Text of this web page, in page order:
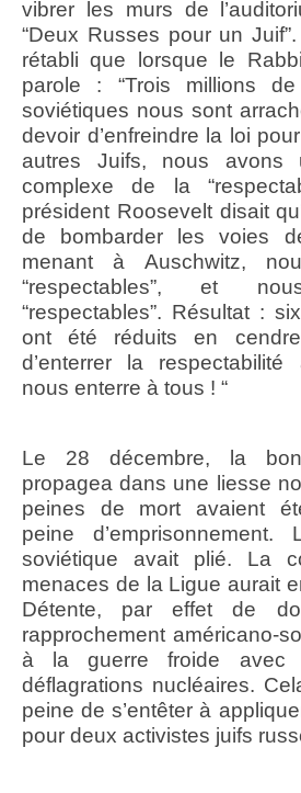
vibrer les murs de
“Deux Russes pour un
rétabli que lorsque le
parole : “Trois millions
soviétiques nous sont
devoir d’enfreindre la loi
autres Juifs, nous avons
complexe de la
président Roosevelt disait
de bombarder les voies
menant à Auschwitz,
“respectables”, et
“respectables”. Résultat :
ont été réduits en
d’enterrer la respectabilité
nous enterre à tous ! “
Le 28 décembre, la
propagea dans une liesse
peines de mort avaient
peine d’emprisonnement.
soviétique avait plié. La
menaces de la Ligue aurait
Détente, par effet de
rapprochement américano-
à la guerre froide avec
déflagrations nucléaires.
peine de s’entêter à
pour deux activistes juifs